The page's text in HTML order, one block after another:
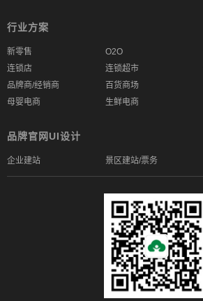
行业方案
新零售 O2O
连锁店
连锁超市
品牌商/经销商
百货商场
母婴电商
生鲜电商
品牌官网UI设计
企业建站 景区建站/票务